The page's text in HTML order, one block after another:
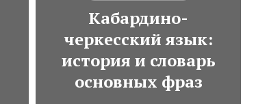
Кабардино-
черкесский язык:
история и словарь
основных фраз